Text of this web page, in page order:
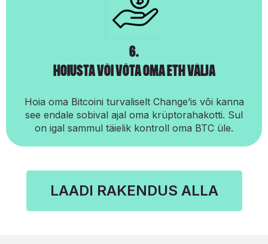
6.
hoiusta või võta oma eth välja
Hoia oma Bitcoini turvaliselt Change’is või kanna
see endale sobival ajal oma krüptorahakotti. Sul
on igal sammul täielik kontroll oma BTC üle.
LAADI RAKENDUS ALLA